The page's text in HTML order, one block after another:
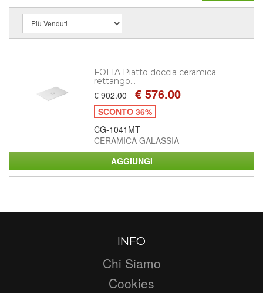
FOLIA Piatto doccia ceramica
rettango...
€ 902.00 € 576.00
SCONTO 36%
CG-1041MT
CERAMICA GALASSIA
INFO
Chi Siamo
Cookies